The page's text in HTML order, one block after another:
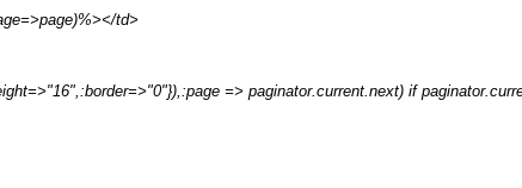
td>
=> paginator.current.next) if